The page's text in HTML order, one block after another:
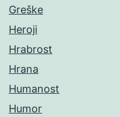
Greške
Heroji
Hrabrost
Hrana
Humanost
Humor